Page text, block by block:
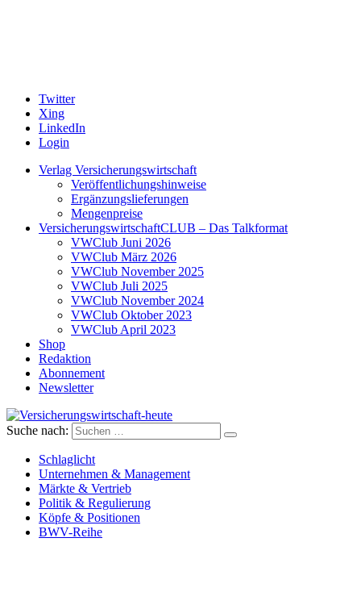
Twitter
Xing
LinkedIn
Login
Verlag Versicherungswirtschaft
Veröffentlichungshinweise
Ergänzungslieferungen
Mengenpreise
VersicherungswirtschaftCLUB – Das Talkformat
VWClub Juni 2026
VWClub März 2026
VWClub November 2025
VWClub Juli 2025
VWClub November 2024
VWClub Oktober 2023
VWClub April 2023
Shop
Redaktion
Abonnement
Newsletter
Versicherungswirtschaft-heute
Suche nach:
Schlaglicht
Unternehmen & Management
Märkte & Vertrieb
Politik & Regulierung
Köpfe & Positionen
BWV-Reihe